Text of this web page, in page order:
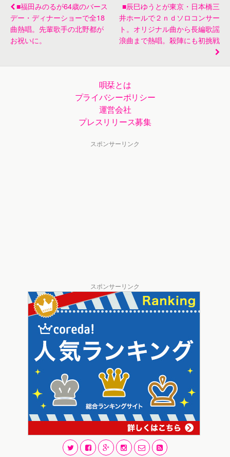
■福田みのるが64歳のバース
デー・ディナーショーで全18
曲熱唱。先輩歌手の北野都が
お祝いに。
■辰巳ゆうとが東京・日本橋三
井ホールで２ｎｄソロコンサー
ト。オリジナル曲から長編歌謡
浪曲まで熱唱。殺陣にも初挑戦
唄栞とは
プライバシーポリシー
運営会社
プレスリリース募集
スポンサーリンク
スポンサーリンク